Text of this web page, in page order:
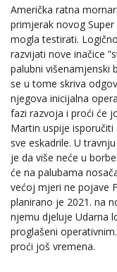
Američka ratna
primjerak novog
mogla testirati.
razvijati nove inačice
palubni višenamjenski
se u tome skriva
njegova inicijalna
fazi razvoja i proći će
Martin uspije
sve eskadrile. U
je da više neće u
će na palubama
većoj mjeri ne pojave
planirano je 2021. na
njemu djeluje Udarna
proglašeni
proći još vremena.